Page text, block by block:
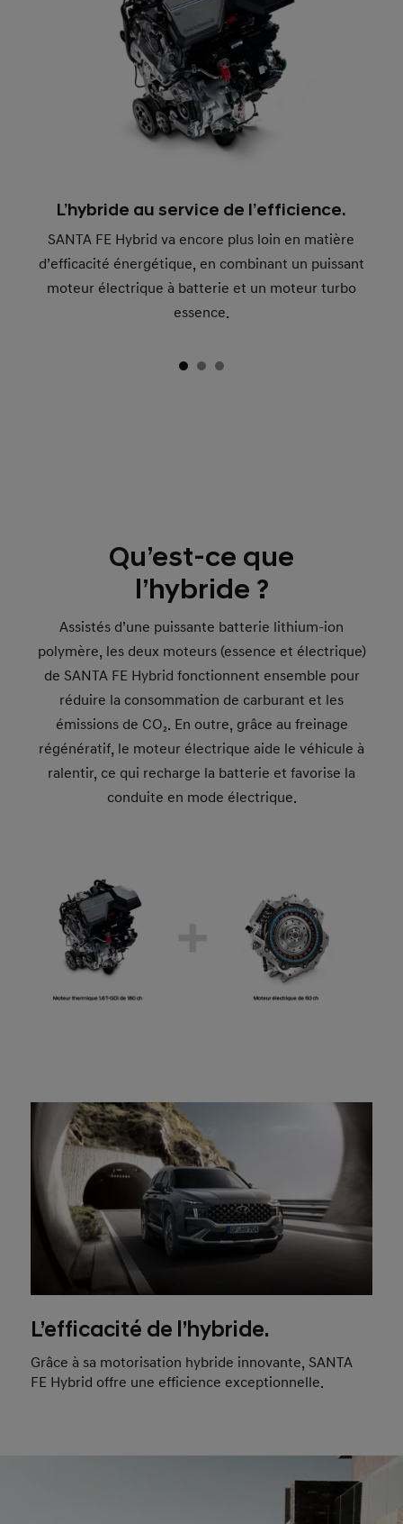
L’hybride au service de l’efficience.
SANTA FE Hybrid va encore plus loin en matière
d’efficacité énergétique, en combinant un puissant
moteur électrique à batterie et un moteur turbo
essence.
Qu’est-ce que
l’hybride ?
Assistés d’une puissante batterie lithium-ion
polymère, les deux moteurs (essence et électrique)
de SANTA FE Hybrid fonctionnent ensemble pour
réduire la consommation de carburant et les
émissions de CO₂. En outre, grâce au freinage
régénératif, le moteur électrique aide le véhicule à
ralentir, ce qui recharge la batterie et favorise la
conduite en mode électrique.
L’efficacité de l’hybride.
Grâce à sa motorisation hybride innovante, SANTA
FE Hybrid offre une efficience exceptionnelle.